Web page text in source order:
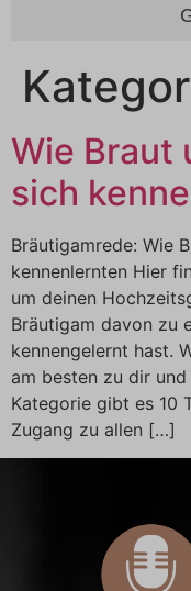
Wie Braut
sich
Bräutigamrede: Wie
kennenlernten Hier
um deinen
Bräutigam davon zu
kennengelernt hast.
am besten zu dir
Kategorie gibt es 10
Zugang zu allen […]